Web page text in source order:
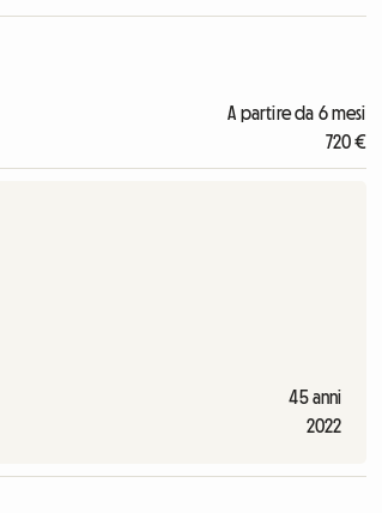
A partire da 6 mesi
720 €
45 anni
2022